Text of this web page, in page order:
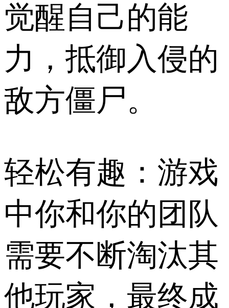
觉醒自己的能
力，抵御入侵的
敌方僵尸。
轻松有趣：游戏
中你和你的团队
需要不断淘汰其
他玩家，最终成